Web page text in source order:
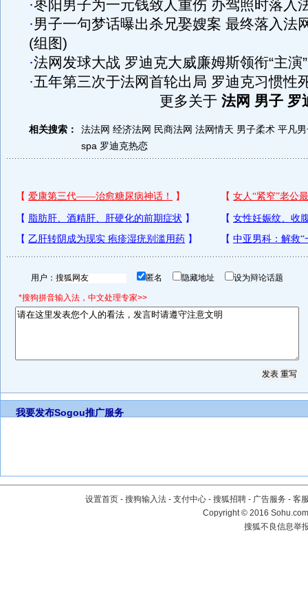
·枣阳男子为一元钱致人重伤 办驾照时落入
·男子一句梦话曝出杀兄娶嫂案 最终落入法
(组图)
·法网发球大战 罗迪克大威廉姆斯领衔“主演”
·五年第三次于法网首轮出局 罗迪克习惯性
更多关于 法网 男子 罗
相关搜索： 法法网 经济法网 民商法网 法网情天 男子柔术 平凡
spa 罗迪克热恋
用户： 匿名 隐藏地址 设为辩论话题
*搜狗拼音输入法，中文处理专家>>
我要发布Sogou推广服务
设置首页 - 搜狗输入法 - 支付中心 - 搜狐招聘 - 广告服务 - 客
Copyright©2016
搜狐不良信息举